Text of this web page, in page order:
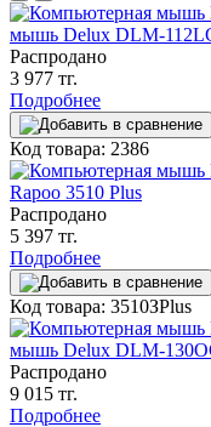
мышь Delux DLM-
Распродано
3 977 тг.
Подробнее
Код товара: 2386
Rapoo 3510 Plus
Распродано
5 397 тг.
Подробнее
Код товара: 3510ЗPlus
мышь Delux DLM-
Распродано
9 015 тг.
Подробнее